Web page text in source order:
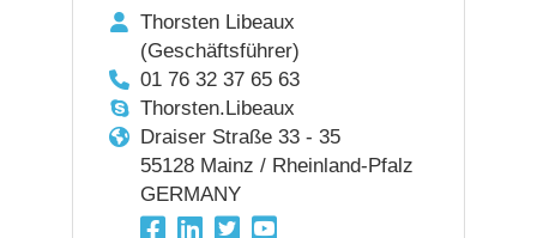
Thorsten Libeaux
(Geschäftsführer)
01 76 32 37 65 63
Thorsten.Libeaux
Draiser Straße 33 - 35
55128 Mainz / Rheinland-Pfalz
GERMANY